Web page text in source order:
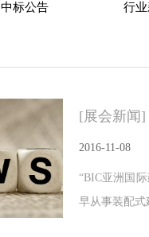
中标公告 行
[展会新闻]
2016-11-08
“BIC亚洲国
早从事装配